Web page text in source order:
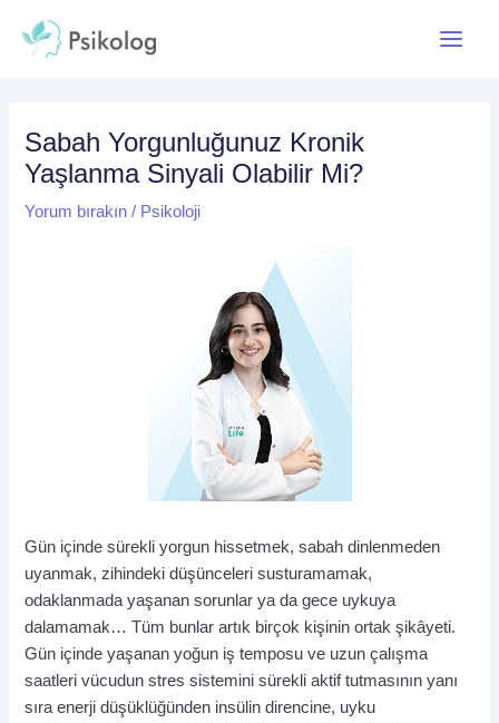
atla
Sabah Yorgunluğunuz Kronik
Yaşlanma Sinyali Olabilir Mi?
Yorum bırakın / Psikoloji
Gün içinde sürekli yorgun hissetmek, sabah dinlenmeden
uyanmak, zihindeki düşünceleri susturamamak,
odaklanmada yaşanan sorunlar ya da gece uykuya
dalamamak… Tüm bunlar artık birçok kişinin ortak şikâyeti.
Gün içinde yaşanan yoğun iş temposu ve uzun çalışma
saatleri vücudun stres sistemini sürekli aktif tutmasının yanı
sıra enerji düşüklüğünden insülin direncine, uyku
dolaşımı